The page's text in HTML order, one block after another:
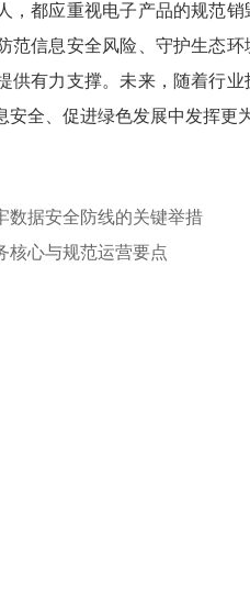
，都应重视电子产品的规范
范信息安全风险、守护生态
供有力支撑。未来，随着行
全、促进绿色发展中发挥更
数据安全防线的关键举措
核心与规范运营要点